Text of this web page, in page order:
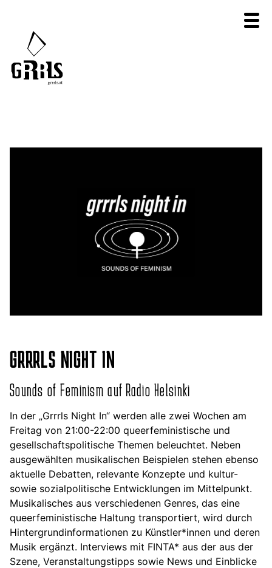
GRRRLS NIGHT IN
Sounds of Feminism auf Radio Helsinki
In der „Grrrls Night In“ werden alle zwei Wochen am
Freitag von 21:00-22:00 queerfeministische und
gesellschaftspolitische Themen beleuchtet. Neben
ausgewählten musikalischen Beispielen stehen ebenso
aktuelle Debatten, relevante Konzepte und kultur-
sowie sozialpolitische Entwicklungen im Mittelpunkt.
Musikalisches aus verschiedenen Genres, das eine
queerfeministische Haltung transportiert, wird durch
Hintergrundinformationen zu Künstler*innen und deren
Musik ergänzt. Interviews mit FINTA* aus der aus der
Szene, Veranstaltungstipps sowie News und Einblicke